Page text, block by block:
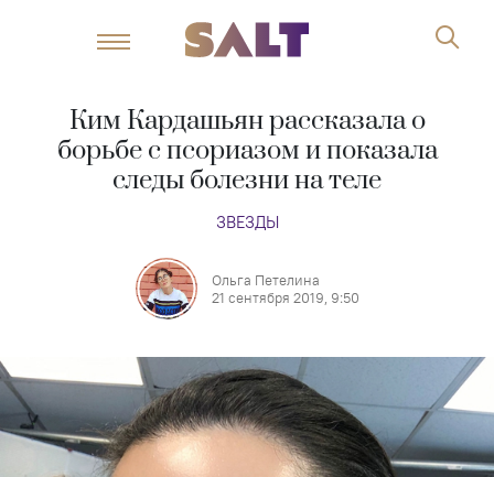
Ким Кардашьян рассказала о
борьбе с псориазом и показала
следы болезни на теле
ЗВЕЗДЫ
Ольга Петелина
21 сентября 2019, 9:50